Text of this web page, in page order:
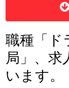
職種「ド
局」、求
います。